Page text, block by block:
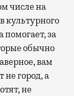
числе на
культурного
помогает, за
обычно
вам
город, а
не